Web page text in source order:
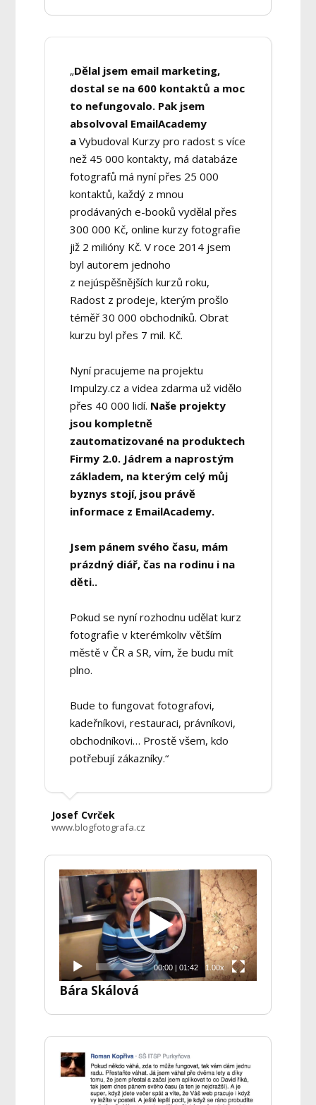
„Dělal jsem email marketing,
dostal se na 600 kontaktů a moc
to nefungovalo. Pak jsem
absolvoval EmailAcademy
aVybudoval Kurzy pro radost s více
než 45 000 kontakty, má databáze
fotografů má nyní přes 25 000
kontaktů, každý z mnou
prodávaných e-booků vydělal přes
300 000 Kč, online kurzy fotografie
již 2 milióny Kč. V roce 2014 jsem
byl autorem jednoho
z nejúspěšnějších kurzů roku,
Radost z prodeje, kterým prošlo
téměř 30 000 obchodníků. Obrat
kurzu byl přes 7 mil. Kč.
Nyní pracujeme na projektu
Impulzy.cz a videa zdarma už vidělo
přes 40 000 lidí. Naše projekty
jsou kompletně
zautomatizované na produktech
Firmy 2.0. Jádrem a naprostým
základem, na kterým celý můj
byznys stojí, jsou právě
informace z EmailAcademy.
Jsem pánem svého času, mám
prázdný diář, čas na rodinu i na
děti..
Pokud se nyní rozhodnu udělat kurz
fotografie v kterémkoliv větším
městě v ČR a SR, vím, že budu mít
plno.
Bude to fungovat fotografovi,
kadeřníkovi, restauraci, právníkovi,
obchodníkovi… Prostě všem, kdo
potřebují zákazníky.“
Josef Cvrček
www.blogfotografa.cz
Video
přehrávač
00:00 |01:42 1.00x
Bára Skálová